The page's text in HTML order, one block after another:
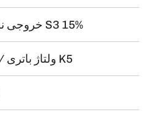
خروجی نامی موتور بالابر S3 15%
ولتاژ باتری / ظرفیت اسمی K5